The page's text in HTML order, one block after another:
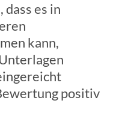
dass es in
kann,
positiv